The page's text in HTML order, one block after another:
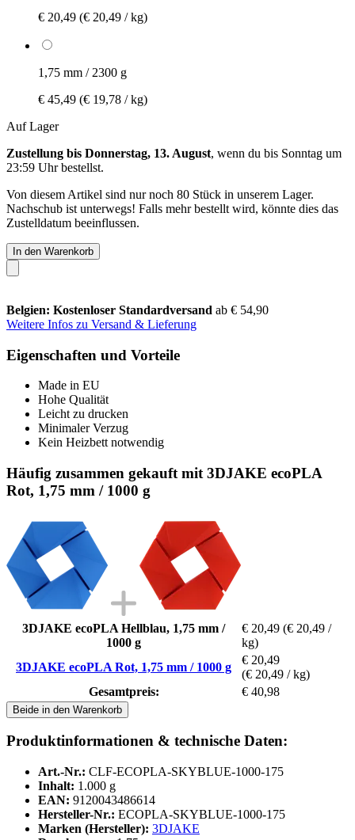
€ 20,49 (€ 20,49 / kg)
1,75 mm / 2300 g
€ 45,49 (€ 19,78 / kg)
Auf Lager
Zustellung bis Donnerstag, 13. August, wenn du bis Sonntag um
23:59 Uhrbestellst.
Von diesem Artikel sind nur noch 80 Stück in unserem Lager.
Nachschub ist unterwegs! Falls mehr bestellt wird, könnte dies das
Zustelldatum beeinflussen.
In den Warenkorb
Belgien: Kostenloser Standardversand ab € 54,90
Weitere Infos zu Versand & Lieferung
Eigenschaften und Vorteile
Made in EU
Hohe Qualität
Leicht zu drucken
Minimaler Verzug
Kein Heizbett notwendig
Häufig zusammen gekauft mit 3DJAKE ecoPLA
Rot, 1,75 mm / 1000 g
3DJAKE ecoPLA Hellblau, 1,75 mm /
1000 g
€ 20,49 (€ 20,49 /
kg)
3DJAKE ecoPLA Rot, 1,75 mm / 1000 g
€ 20,49
(€ 20,49 / kg)
Gesamtpreis:
€ 40,98
Beide in den Warenkorb
Produktinformationen & technische Daten:
Art.-Nr.: CLF-ECOPLA-SKYBLUE-1000-175
Inhalt: 1.000 g
EAN: 9120043486614
Hersteller-Nr.: ECOPLA-SKYBLUE-1000-175
Marken (Hersteller): 3DJAKE